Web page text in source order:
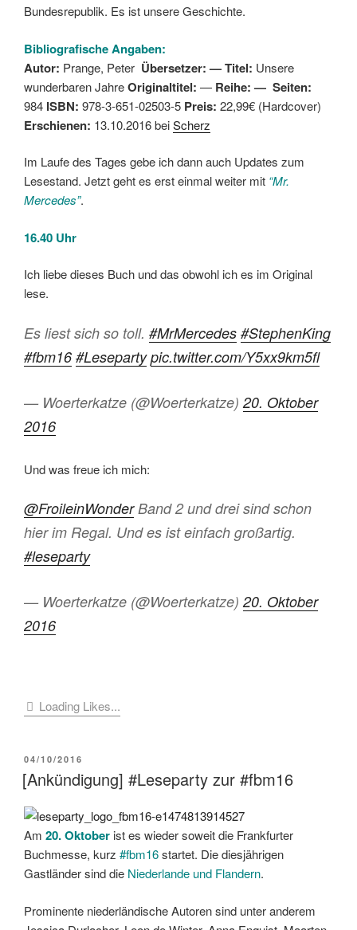
Bundesrepublik. Es ist unsere Geschichte.
Bibliografische Angaben:
Autor: Prange, Peter Übersetzer: — Titel: Unsere
wunderbaren JahreOriginaltitel: — Reihe: — Seiten:
984 ISBN: 978-3-651-02503-5 Preis: 22,99€ (Hardcover)
Erschienen: 13.10.2016 beiScherz
Im Laufe des Tages gebe ich dann auch Updates zum
Lesestand. Jetzt geht es erst einmal weiter mit “Mr.
Mercedes”.
16.40 Uhr
Ich liebe dieses Buch und das obwohl ich es im Original
lese.
Es liest sich so toll. #MrMercedes #StephenKing
#fbm16 #Leseparty pic.twitter.com/Y5xx9km5fl
— Woerterkatze (@Woerterkatze) 20. Oktober
2016
Und was freue ich mich:
@FroileinWonderBand 2 und drei sind schon
hier im Regal. Und es ist einfach großartig.
#leseparty
— Woerterkatze (@Woerterkatze)20. Oktober
2016
Loading Likes...
VERÖFFENTLICHT
AM
04/10/2016
[Ankündigung] #Leseparty zur #fbm16
Am 20. Oktober ist es wieder soweit die Frankfurter
Buchmesse, kurz #fbm16startet. Die diesjährigen
Gastländer sind die Niederlande und Flandern.
Prominente niederländische Autoren sind unter anderem